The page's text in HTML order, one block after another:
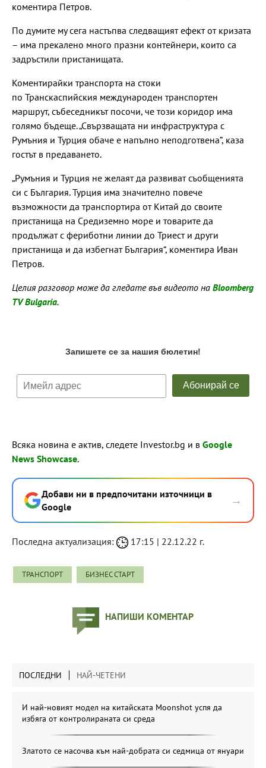
коментира Петров.
По думите му сега настъпва следващият ефект от кризата
– има прекалено много празни контейнери, които са
задръстили пристанищата.
Коментирайки транспорта на стоки
по Транскаспийския международен транспортен
маршрут, събеседникът посочи, че този коридор има
голямо бъдеще. „Свързващата ни инфраструктура с
Румъния и Турция обаче е напълно неподготвена”, каза
гостът в предаването.
„Румъния и Турция не желаят да развиват съобщенията
си с България. Турция има значително повече
възможности да транспортира от Китай до своите
пристанища на Средиземно море и товарите да
продължат с фериботни линии до Триест и други
пристанища и да избегнат България“, коментира Иван
Петров.
Целия разговор може да гледате във видеото на Bloomberg
TV Bulgaria.
Всяка новина е актив, следете Investor.bg и в Google
News Showcase.
Добави ни в предпочитани източници в
Google
→
Последна актуализация: 17:15 | 22.12.22 г.
ТРАНСПОРТ БИЗНЕС СТАРТ
НАПИШИ КОМЕНТАР
ПОСЛЕДНИ НАЙ-ЧЕТЕНИ
И най-новият модел на китайската Moonshot успя да
избяга от контролираната си среда
Златото се насочва към най-добрата си седмица от януари